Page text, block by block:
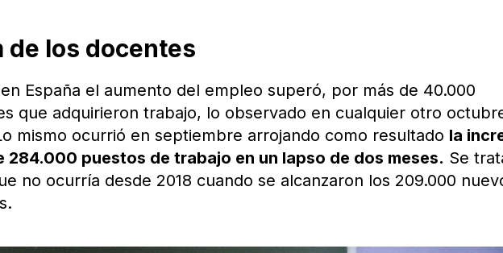
de los docentes
España el aumento del empleo superó, por más de 40.000
que adquirieron trabajo, lo observado en cualquier otro
mismo ocurrió en septiembre arrojando como resultado la
284.000 puestos de trabajo en un lapso de dos meses. Se
no ocurría desde 2018 cuando se alcanzaron los 209.000